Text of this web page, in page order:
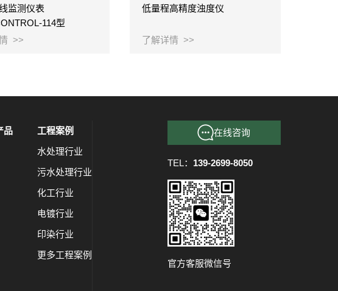
监测仪表
114型
>>
低量程高精度浊度仪
了解详情 >>
品
工程案例
水处理行业
污水处理行业
化工行业
电镀行业
印染行业
更多工程案例
在线咨询
TEL： 139-2699-8050
官方客服微信号